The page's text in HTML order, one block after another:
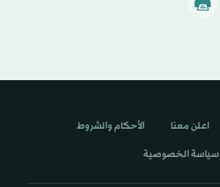
اعلن معنا الأحكام والشروط
سياسة الخصوصية